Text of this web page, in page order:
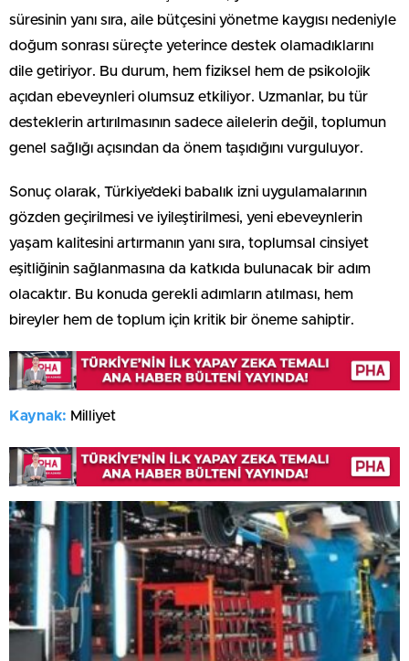
süresinin yanı sıra, aile bütçesini yönetme kaygısı nedeniyle
doğum sonrası süreçte yeterince destek olamadıklarını
dile getiriyor. Bu durum, hem fiziksel hem de psikolojik
açıdan ebeveynleri olumsuz etkiliyor. Uzmanlar, bu tür
desteklerin artırılmasının sadece ailelerin değil, toplumun
genel sağlığı açısından da önem taşıdığını vurguluyor.
Sonuç olarak, Türkiye’deki babalık izni uygulamalarının
gözden geçirilmesi ve iyileştirilmesi, yeni ebeveynlerin
yaşam kalitesini artırmanın yanı sıra, toplumsal cinsiyet
eşitliğinin sağlanmasına da katkıda bulunacak bir adım
olacaktır. Bu konuda gerekli adımların atılması, hem
bireyler hem de toplum için kritik bir öneme sahiptir.
Kaynak: Milliyet